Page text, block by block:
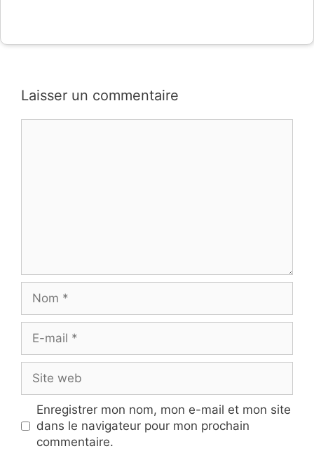
Laisser un commentaire
mail
web
Enregistrer mon nom, mon e-mail et mon site
dans le navigateur pour mon prochain
commentaire.